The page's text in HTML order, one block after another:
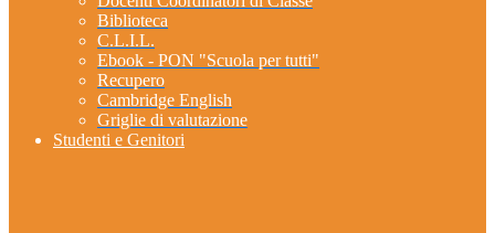
Biblioteca
C.L.I.L.
Ebook - PON "Scuola per tutti"
Recupero
Cambridge English
Griglie di valutazione
Studenti e Genitori